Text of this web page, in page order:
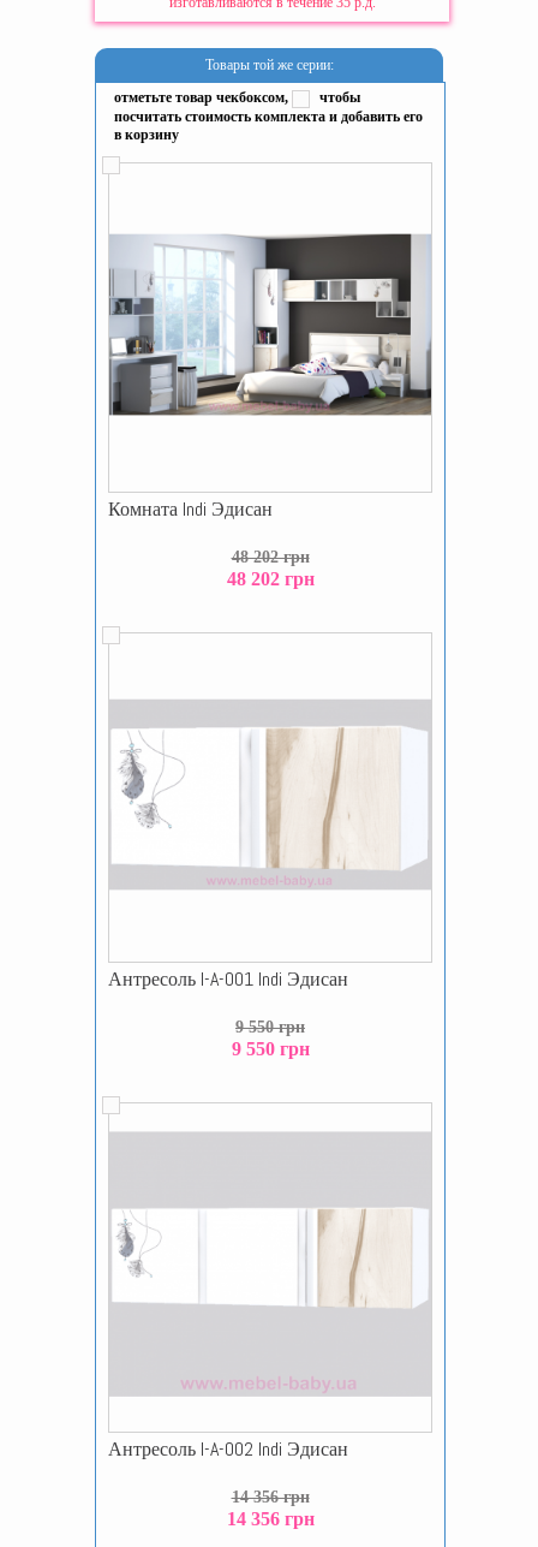
Товары той же серии:
отметьте товар чекбоксом,
чтобы
посчитать стоимость комплекта и добавить его
в корзину
Комната Indi Эдисан
48 202 грн
48 202 грн
Антресоль I-A-001 Indi Эдисан
9 550 грн
9 550 грн
Антресоль I-A-002 Indi Эдисан
14 356 грн
14 356 грн